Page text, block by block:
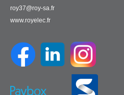
roy37@roy-sa.fr
www.royelec.fr